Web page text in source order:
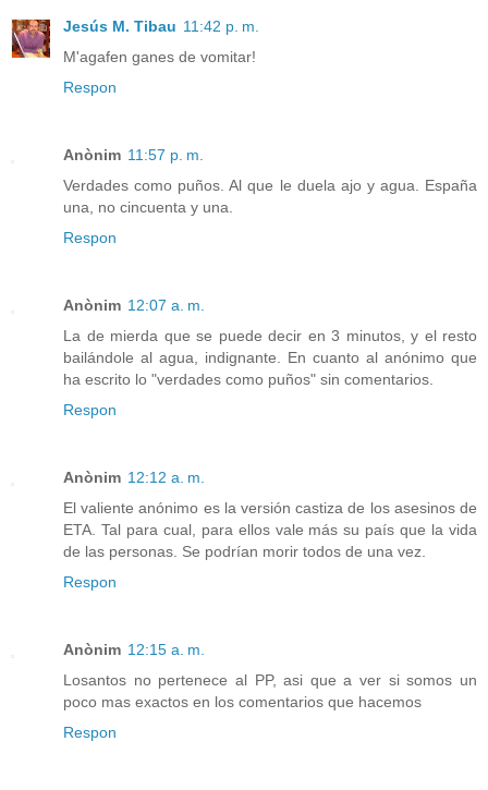
Jesús M. Tibau 11:42 p. m.
M'agafen ganes de vomitar!
Respon
Anònim 11:57 p. m.
Verdades como puños. Al que le duela ajo y agua. España
una, no cincuenta y una.
Respon
Anònim 12:07 a. m.
La de mierda que se puede decir en 3 minutos, y el resto
bailándole al agua, indignante. En cuanto al anónimo que
ha escrito lo "verdades como puños" sin comentarios.
Respon
Anònim 12:12 a. m.
El valiente anónimo es la versión castiza de los asesinos de
ETA. Tal para cual, para ellos vale más su país que la vida
de las personas. Se podrían morir todos de una vez.
Respon
Anònim 12:15 a. m.
Losantos no pertenece al PP, asi que a ver si somos un
poco mas exactos en los comentarios que hacemos
Respon